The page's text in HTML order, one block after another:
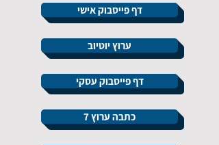
דף פייסבוק אישי
ערוץ יוטיוב
דף פייסבוק עסקי
כתבה ערוץ 7